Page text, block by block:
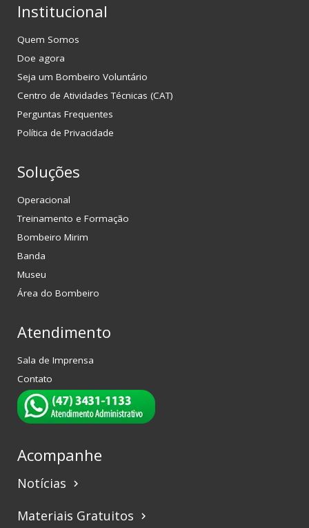
Institucional
Quem Somos
Doe agora
Seja um Bombeiro Voluntário
Centro de Atividades Técnicas (CAT)
Perguntas Frequentes
Política de Privacidade
Soluções
Operacional
Treinamento e Formação
Bombeiro Mirim
Banda
Museu
Área do Bombeiro
Atendimento
Sala de Imprensa
Contato
Acompanhe
Notícias keyboard_arrow_right
Materiais Gratuitos keyboard_arrow_right